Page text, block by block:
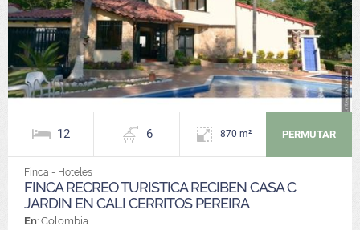
12 6 870 m² PERMUTAR
Finca - Hoteles
FINCA RECREO TURISTICA RECIBEN CASA C
JARDIN EN CALI CERRITOS PEREIRA
En: Colombia